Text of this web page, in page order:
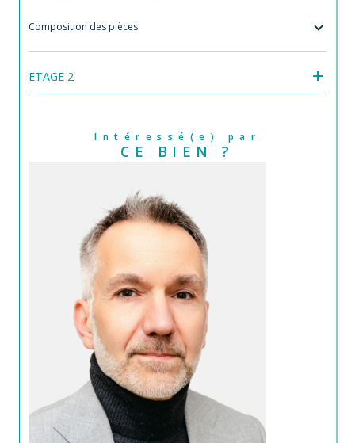
Composition des pièces
ETAGE 2
Intéressé(e) par
CE BIEN ?